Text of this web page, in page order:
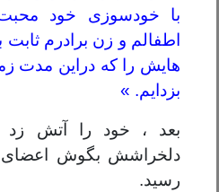
با خودسوزی خود
اطفالم و زن برادرم ثابت
هایش را که دراین مدت
بزدایم. »
بعد ، خود را آتش
دلخراشش بگوش اعضای
رسید.